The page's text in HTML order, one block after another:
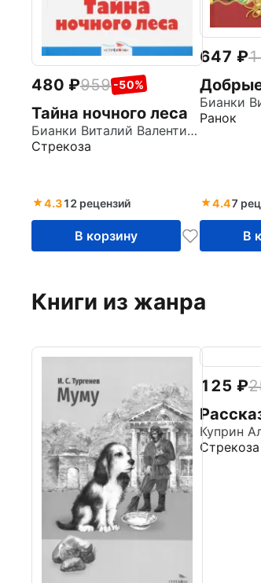
480 959 -50%
Тайна ночного леса
Бианки Виталий Валентинович
Стрекоза
4.312 рецензий
В корзину
647
Ранок
4.47
В
Книги из жанра
125
Стрекоза